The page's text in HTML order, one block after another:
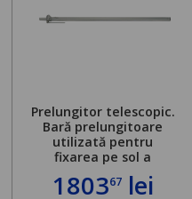
Prelungitor telescopic.
Bară prelungitoare
utilizată pentru
fixarea pe sol a
standului mașinii de
găurit în locul
180367lei